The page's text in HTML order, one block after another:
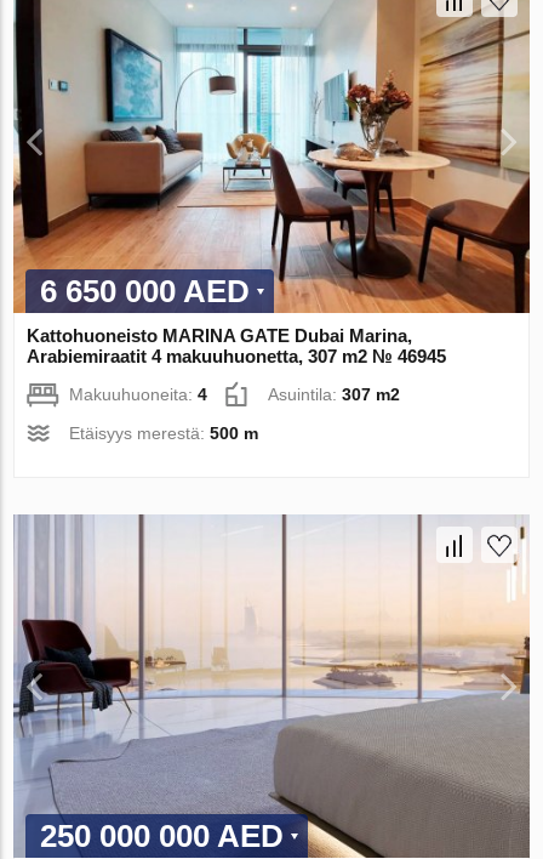
6 650 000 AED
Kattohuoneisto MARINA GATE Dubai Marina,
Arabiemiraatit 4 makuuhuonetta, 307 m2 № 46945
Makuuhuoneita:4 Asuintila:307 m2
Etäisyys merestä:500 m
250 000 000 AED